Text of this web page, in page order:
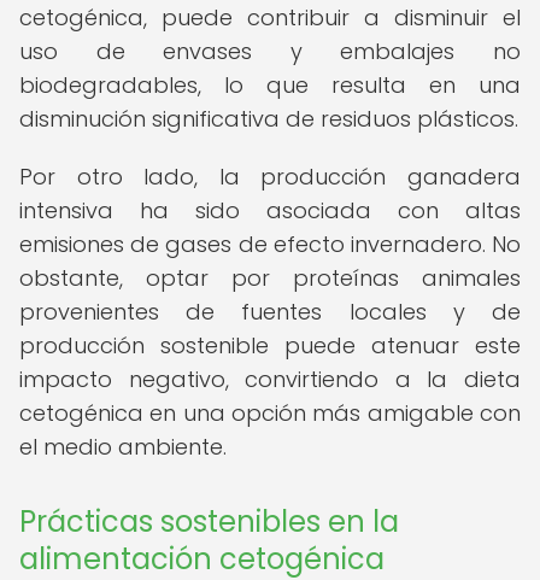
cetogénica, puede contribuir a disminuir el
uso de envases y embalajes no
biodegradables, lo que resulta en una
disminución significativa de residuos plásticos.
Por otro lado, la producción ganadera
intensiva ha sido asociada con altas
emisiones de gases de efecto invernadero. No
obstante, optar por proteínas animales
provenientes de fuentes locales y de
producción sostenible puede atenuar este
impacto negativo, convirtiendo a la dieta
cetogénica en una opción más amigable con
el medio ambiente.
Prácticas sostenibles en la
alimentación cetogénica